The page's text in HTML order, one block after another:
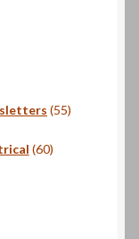
5555
6060